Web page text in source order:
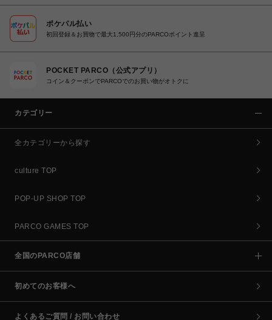
ポケパル払い
初回登録＆お買物で最大1,500円分のPARCOポイント進呈
POCKET PARCO（公式アプリ）
コイン＆クーポンでPARCOでのお買い物がオトクに
カテゴリー
全カテゴリーから探す
culture TOP
POP-UP SHOP TOP
PARCO GAMES TOP
全国のPARCO店舗
初めてのお客様へ
よくあるご質問 / お問い合わせ